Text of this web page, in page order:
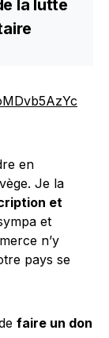
la lutte
en
Je la
et
et
n’y
pays se
faire un don